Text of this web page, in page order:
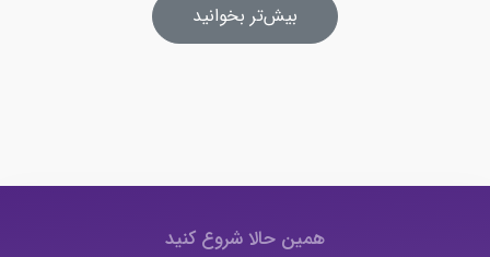
بیش‌تر بخوانید
همین حالا شروع کنید